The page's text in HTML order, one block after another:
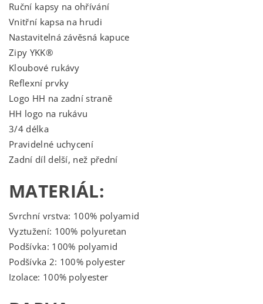
Ruční kapsy na ohřívání
Vnitřní kapsa na hrudi
Nastavitelná závěsná kapuce
Zipy YKK®
Kloubové rukávy
Reflexní prvky
Logo HH na zadní straně
HH logo na rukávu
3/4 délka
Pravidelné uchycení
Zadní díl delší, než přední
MATERIÁL:
Svrchní vrstva: 100% polyamid
Vyztužení: 100% polyuretan
Podšívka: 100% polyamid
Podšívka 2: 100% polyester
Izolace: 100% polyester